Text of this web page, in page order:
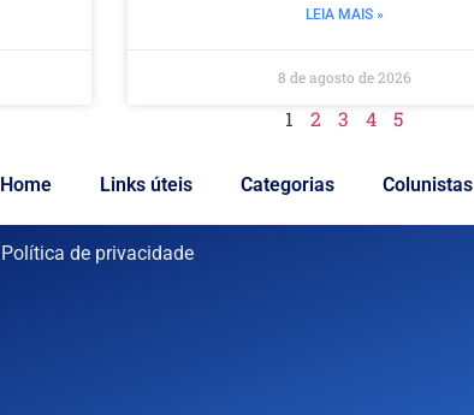
LEIA MAIS »
8 de agosto de 2026
1 2 3 4 5
Home Links úteis Categorias Colunistas
Política de privacidade